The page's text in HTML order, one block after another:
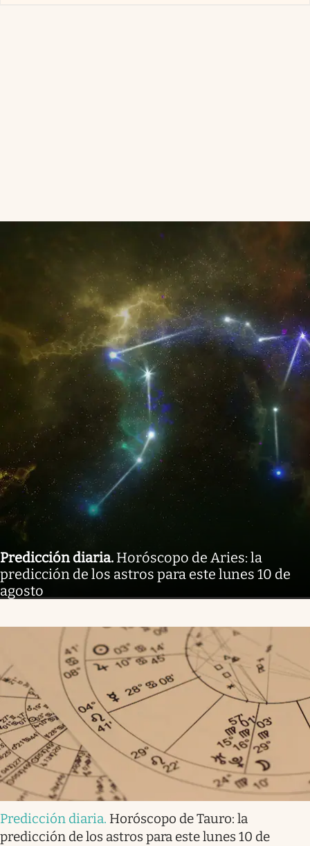
Predicción diaria. Horóscopo de Aries: la
predicción de los astros para este lunes 10 de
agosto
Predicción diaria. Horóscopo de Tauro: la
predicción de los astros para este lunes 10 de